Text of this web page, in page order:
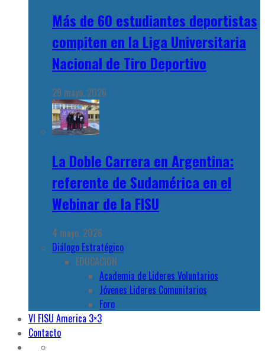
Más de 60 estudiantes deportistas
compiten en la Liga Universitaria
Nacional de Tiro Deportivo
29 mayo, 2026
La Doble Carrera en Argentina:
referente de Sudamérica en el
Webinar de la FISU
4 mayo, 2026
Diálogo Estratégico
EDUCACION
Academia de Lideres Voluntarios
Jóvenes Lideres Comunitarios
Foro
VI FISU America 3×3
Contacto